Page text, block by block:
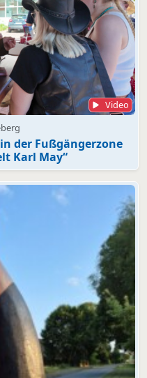
Video
der Fußgängerzone
Karl May“